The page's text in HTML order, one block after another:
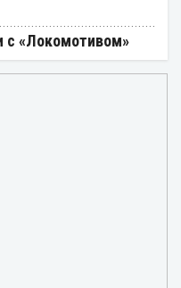
с «Локомотивом»